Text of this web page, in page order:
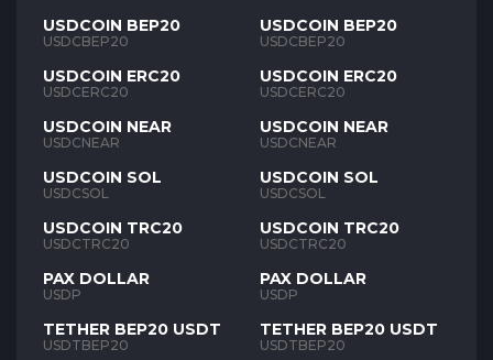
USDCOIN BEP20
USDCBEP20
USDCOIN ERC20
USDCERC20
USDCOIN NEAR
USDCNEAR
USDCOIN SOL
USDCSOL
USDCOIN TRC20
USDCTRC20
PAX DOLLAR
USDP
TETHER BEP20 USDT
USDTBEP20
USDCOIN BEP20
USDCBEP20
USDCOIN ERC20
USDCERC20
USDCOIN NEAR
USDCNEAR
USDCOIN SOL
USDCSOL
USDCOIN TRC20
USDCTRC20
PAX DOLLAR
USDP
TETHER BEP20 USDT
USDTBEP20